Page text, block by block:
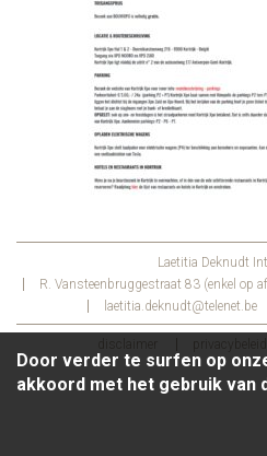
Laetitia Deknudt
R. Vansteenbruggestraat 83 (enkel op
laetitia.deknudt@telenet.be
disclaimer privacybeleid
Door verder te surfen op
akkoord met het gebruik van